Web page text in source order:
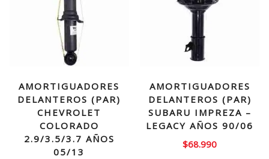
AMORTIGUADORES
DELANTEROS (PAR)
CHEVROLET
COLORADO
2.9/3.5/3.7 AÑOS
05/13
AMORTIGUADORES
DELANTEROS (PAR)
SUBARU IMPREZA –
LEGACY AÑOS 90/06
$68.990